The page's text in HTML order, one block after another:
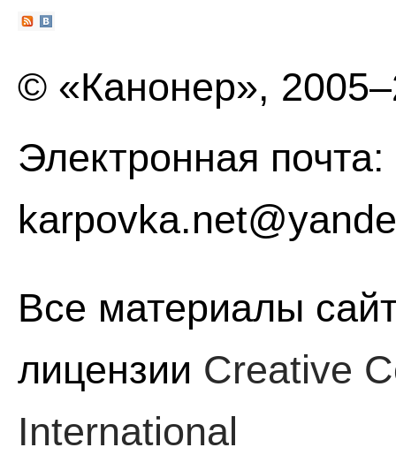
© «Канонер»,
Электронная почта:
Все материалы
лицензии Creative
International